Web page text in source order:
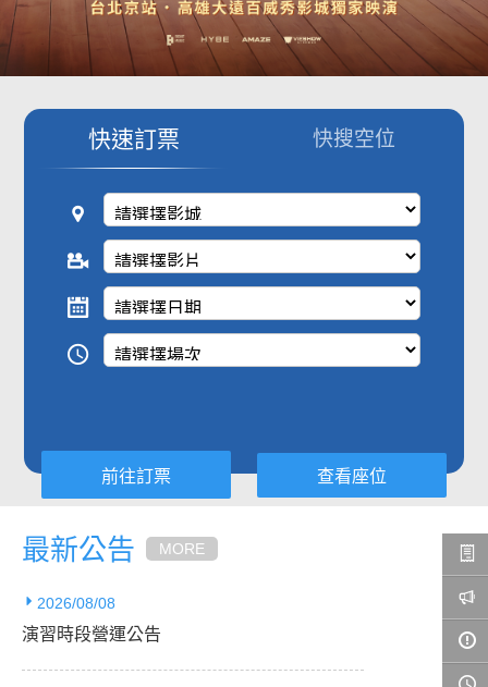
快速訂票 快搜空位
查看座位
最新公告 MORE
2026/08/08
演習時段營運公告
商家介紹
商場活動
加入iShow
會員活動